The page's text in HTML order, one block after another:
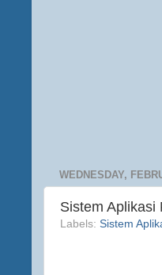
WEDNESDAY,
Sistem Aplikasi
Labels: Sistem